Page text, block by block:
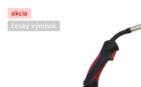
akcia
český výrobok